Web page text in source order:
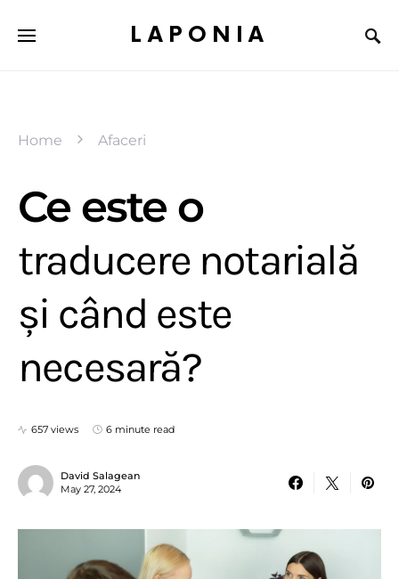
LAPONIA
Home Afaceri
Ce este o
traducere notarială
și când este
necesară?
657 views 6 minute read
David Salagean
May 27, 2024